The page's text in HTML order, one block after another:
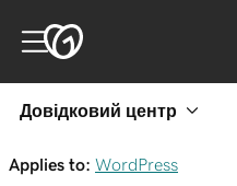
Довідковий центр
Applies to: WordPress